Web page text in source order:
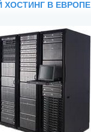
ХОСТИНГ В ЕВРОПЕ